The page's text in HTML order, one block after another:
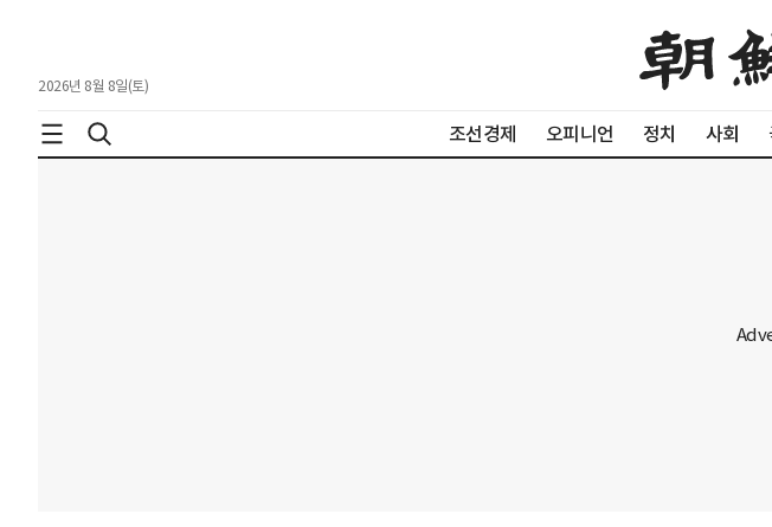
2026년 8월 8일(토)
조선경제 오피니언 정치 사회